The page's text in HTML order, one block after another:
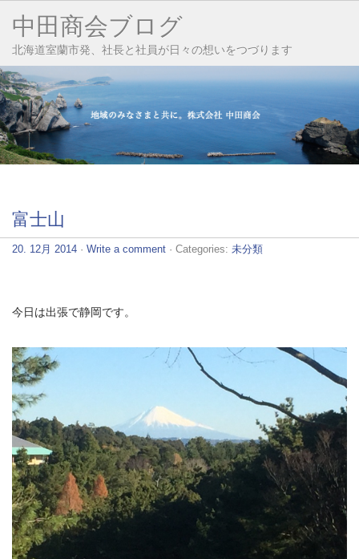
中田商会ブログ
北海道室蘭市発、社長と社員が日々の想いをつづります
富士山
20. 12月 2014 · Write a comment · Categories: 未分類
今日は出張で静岡です。